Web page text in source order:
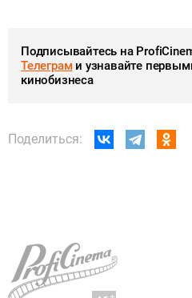
Подписывайтесь на
Телеграми узнавайте
кинобизнеса
Поделиться: